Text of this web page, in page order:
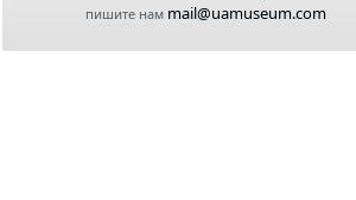
пишите нам mail@uamuseum.com